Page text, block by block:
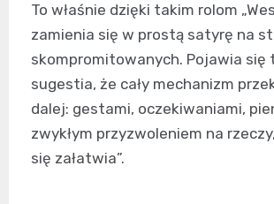
To właśnie dzięki takim rolom
zamienia się w prostą satyrę na
skompromitowanych. Pojawia się
sugestia, że cały mechanizm
dalej: gestami, oczekiwaniami,
zwykłym przyzwoleniem na
się załatwia”.